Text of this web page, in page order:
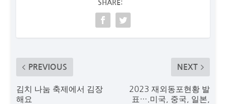
SHARE:
PREVIOUS
김치 나눔 축제에서 김장
해요
NEXT
2023 재외동포현황 발
표….미국, 중국, 일본,